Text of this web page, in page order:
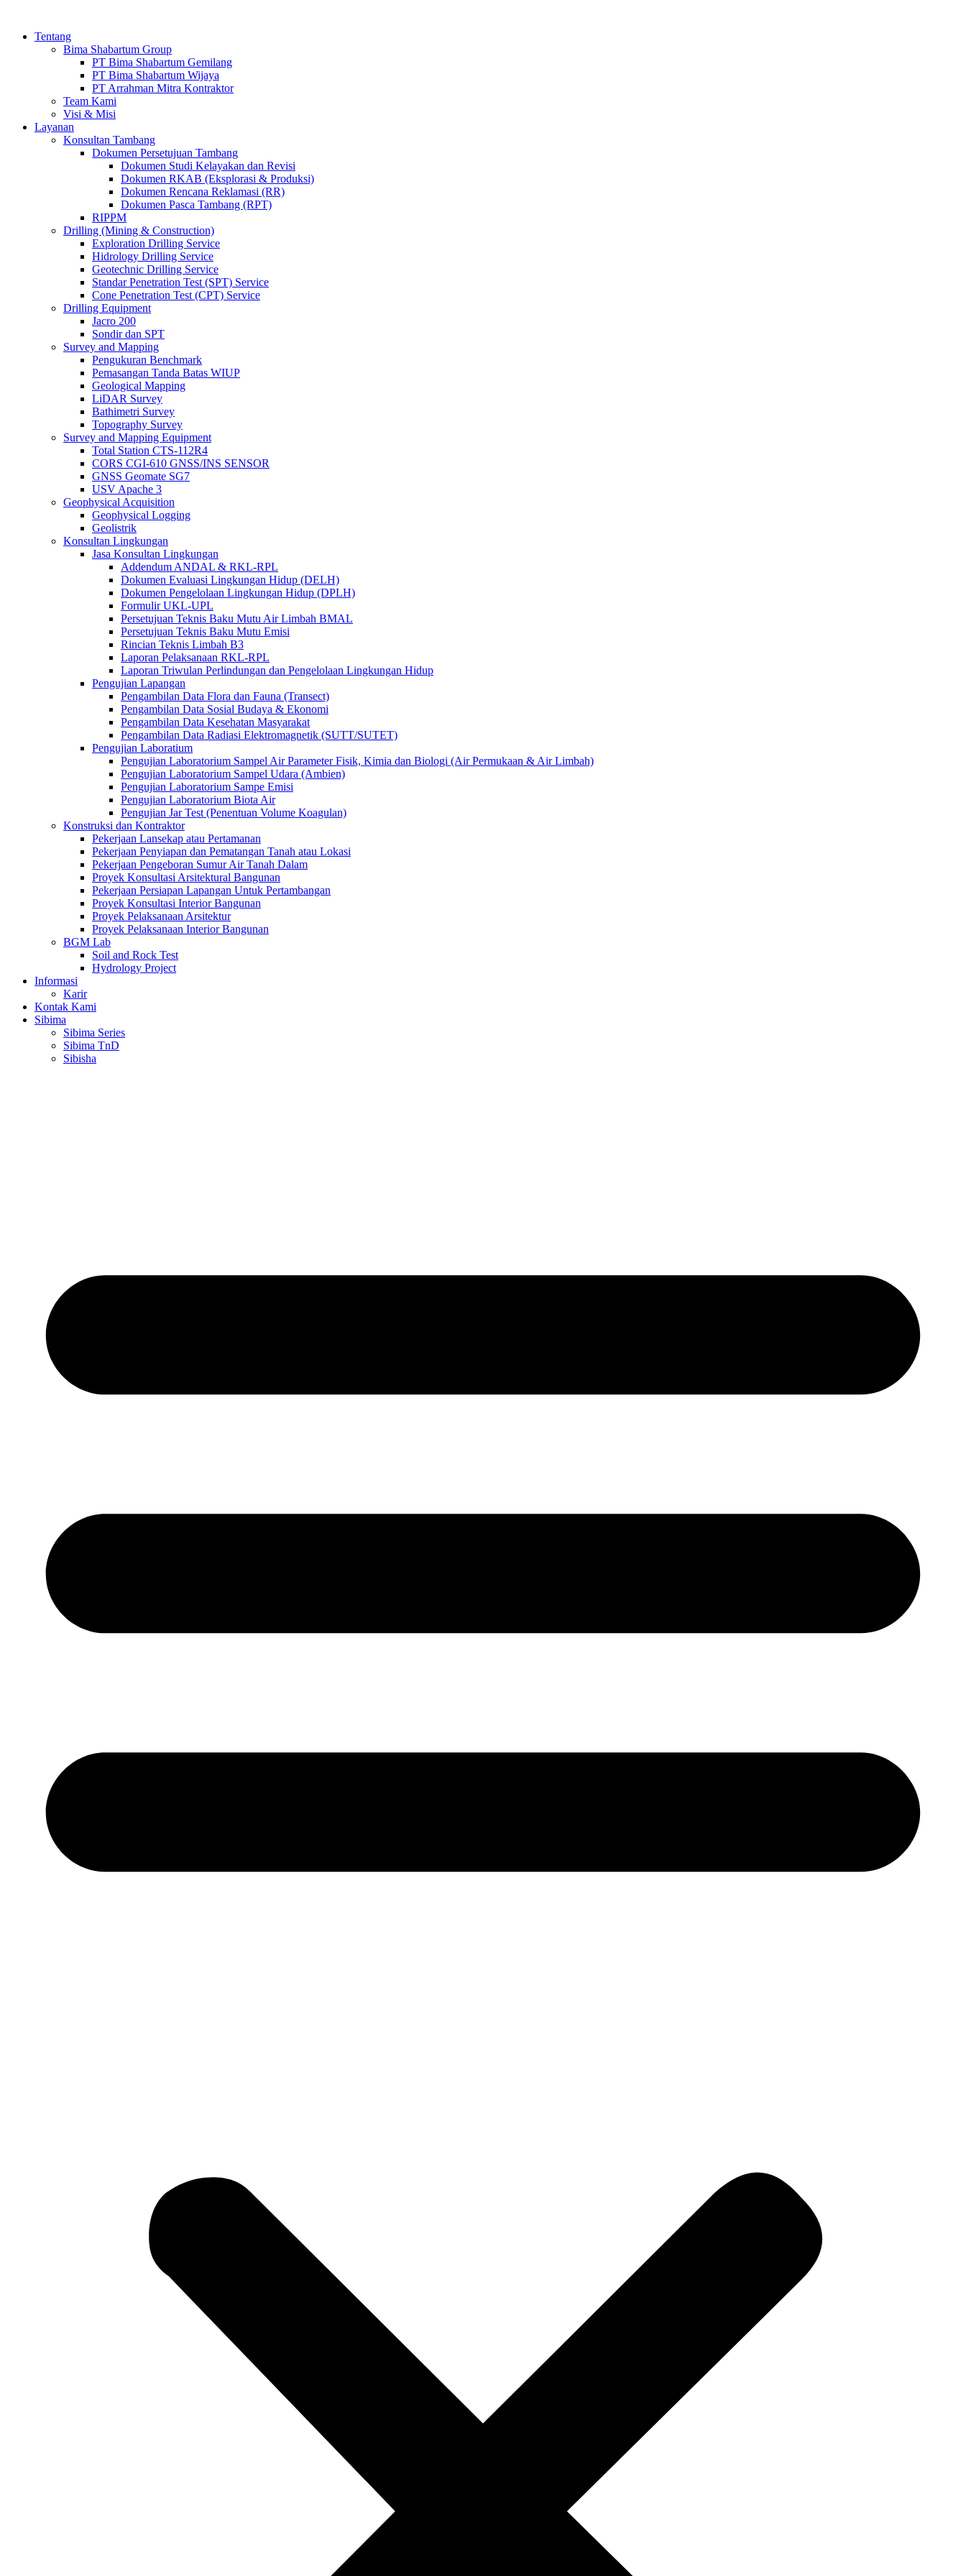
Tentang
Bima Shabartum Group
PT Bima Shabartum Gemilang
PT Bima Shabartum Wijaya
PT Arrahman Mitra Kontraktor
Team Kami
Visi & Misi
Layanan
Konsultan Tambang
Dokumen Persetujuan Tambang
Dokumen Studi Kelayakan dan Revisi
Dokumen RKAB (Eksplorasi & Produksi)
Dokumen Rencana Reklamasi (RR)
Dokumen Pasca Tambang (RPT)
RIPPM
Drilling (Mining & Construction)
Exploration Drilling Service
Hidrology Drilling Service
Geotechnic Drilling Service
Standar Penetration Test (SPT) Service
Cone Penetration Test (CPT) Service
Drilling Equipment
Jacro 200
Sondir dan SPT
Survey and Mapping
Pengukuran Benchmark
Pemasangan Tanda Batas WIUP
Geological Mapping
LiDAR Survey
Bathimetri Survey
Topography Survey
Survey and Mapping Equipment
Total Station CTS-112R4
CORS CGI-610 GNSS/INS SENSOR
GNSS Geomate SG7
USV Apache 3
Geophysical Acquisition
Geophysical Logging
Geolistrik
Konsultan Lingkungan
Jasa Konsultan Lingkungan
Addendum ANDAL & RKL-RPL
Dokumen Evaluasi Lingkungan Hidup (DELH)
Dokumen Pengelolaan Lingkungan Hidup (DPLH)
Formulir UKL-UPL
Persetujuan Teknis Baku Mutu Air Limbah BMAL
Persetujuan Teknis Baku Mutu Emisi
Rincian Teknis Limbah B3
Laporan Pelaksanaan RKL-RPL
Laporan Triwulan Perlindungan dan Pengelolaan Lingkungan Hidup
Pengujian Lapangan
Pengambilan Data Flora dan Fauna (Transect)
Pengambilan Data Sosial Budaya & Ekonomi
Pengambilan Data Kesehatan Masyarakat
Pengambilan Data Radiasi Elektromagnetik (SUTT/SUTET)
Pengujian Laboratium
Pengujian Laboratorium Sampel Air Parameter Fisik, Kimia dan Biologi (Air Permukaan & Air Limbah)
Pengujian Laboratorium Sampel Udara (Ambien)
Pengujian Laboratorium Sampe Emisi
Pengujian Laboratorium Biota Air
Pengujian Jar Test (Penentuan Volume Koagulan)
Konstruksi dan Kontraktor
Pekerjaan Lansekap atau Pertamanan
Pekerjaan Penyiapan dan Pematangan Tanah atau Lokasi
Pekerjaan Pengeboran Sumur Air Tanah Dalam
Proyek Konsultasi Arsitektural Bangunan
Pekerjaan Persiapan Lapangan Untuk Pertambangan
Proyek Konsultasi Interior Bangunan
Proyek Pelaksanaan Arsitektur
Proyek Pelaksanaan Interior Bangunan
BGM Lab
Soil and Rock Test
Hydrology Project
Informasi
Karir
Kontak Kami
Sibima
Sibima Series
Sibima TnD
Sibisha